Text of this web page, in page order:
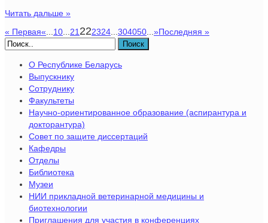
Читать дальше »
« Первая« 10 21 222324 304050 »Последняя »
Поиск
О Республике Беларусь
Выпускнику
Сотруднику
Факультеты
Научно-ориентированное образование (аспирантура и
докторантура)
Совет по защите диссертаций
Кафедры
Отделы
Библиотека
Музеи
НИИ прикладной ветеринарной медицины и
биотехнологии
Приглашения для участия в конференциях